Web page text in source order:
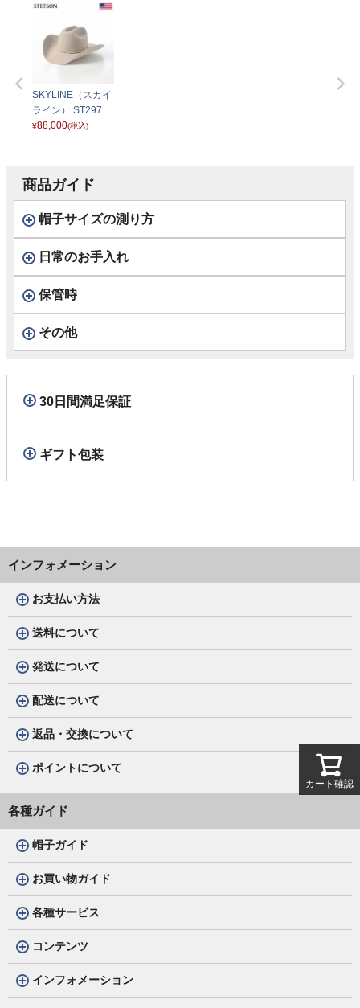
SKYLINE（スカイ
ライン） ST297U
S ライトベージュ
¥88,000(税込)
商品ガイド
帽子サイズの測り方
日常のお手入れ
保管時
その他
30日間満足保証
ギフト包装
インフォメーション
お支払い方法
送料について
発送について
配送について
返品・交換について
ポイントについて
各種ガイド
帽子ガイド
お買い物ガイド
各種サービス
コンテンツ
インフォメーション
カート確認